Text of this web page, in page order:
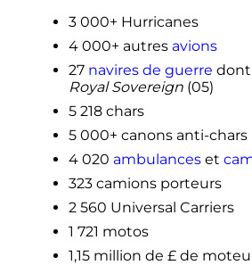
3 000+ Hurricanes
4 000+ autres avions
27 navires de guerre dont
Royal Sovereign(05)
5 218 chars
5 000+ canons anti-chars
4 020 ambulanceset
323 camions porteurs
2 560 Universal Carriers
1 721 motos
1,15 million de £ de